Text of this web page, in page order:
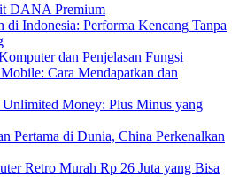
DANA Premium
Indonesia: Performa Kencang Tanpa
dan Penjelasan Fungsi
Cara Mendapatkan dan
Money: Plus Minus yang
Pertama di Dunia, China Perkenalkan
Retro Murah Rp 26 Juta yang Bisa